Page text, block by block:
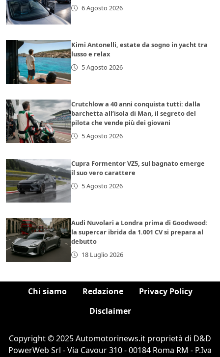
6 Agosto 2026
Kimi Antonelli, estate da sogno in yacht tra
lusso e relax
5 Agosto 2026
Crutchlow a 40 anni conquista tutti: dalla
barchetta all’isola di Man, il segreto del
pilota che vende più dei giovani
5 Agosto 2026
Cupra Formentor VZ5, sul bagnato emerge
il suo vero carattere
5 Agosto 2026
Audi Nuvolari a Londra prima di Goodwood:
la supercar ibrida da 1.001 CV si prepara al
debutto
18 Luglio 2026
Chi siamo Redazione
Privacy Policy
Disclaimer
Copyright © 2025 Automotorinews.it proprietà di D&D
PowerWeb Srl - Via Cavour 310 - 00184 Roma RM - P.Iva